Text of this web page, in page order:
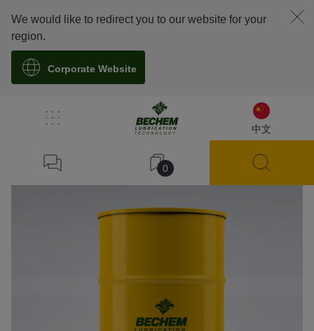
中文
0
We would like to redirect you to our website for your
region.
Corporate Website
溯源